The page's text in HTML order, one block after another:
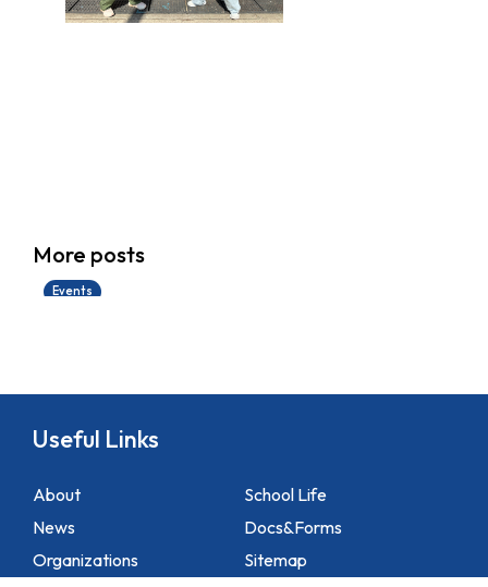
More posts
Events
28/06/2026
Useful Links
About
News
Organizations
School Life
Docs&Forms
Sitemap